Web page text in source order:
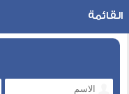
القائمة